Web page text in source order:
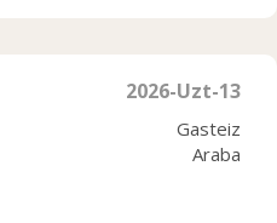
2026-Uzt-13
Gasteiz
Araba